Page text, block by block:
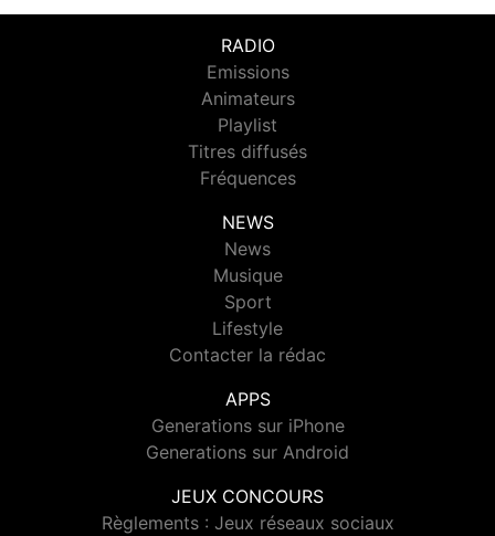
RADIO
Emissions
Animateurs
Playlist
Titres diffusés
Fréquences
NEWS
News
Musique
Sport
Lifestyle
Contacter la rédac
APPS
Generations sur iPhone
Generations sur Android
JEUX CONCOURS
Règlements : Jeux réseaux sociaux